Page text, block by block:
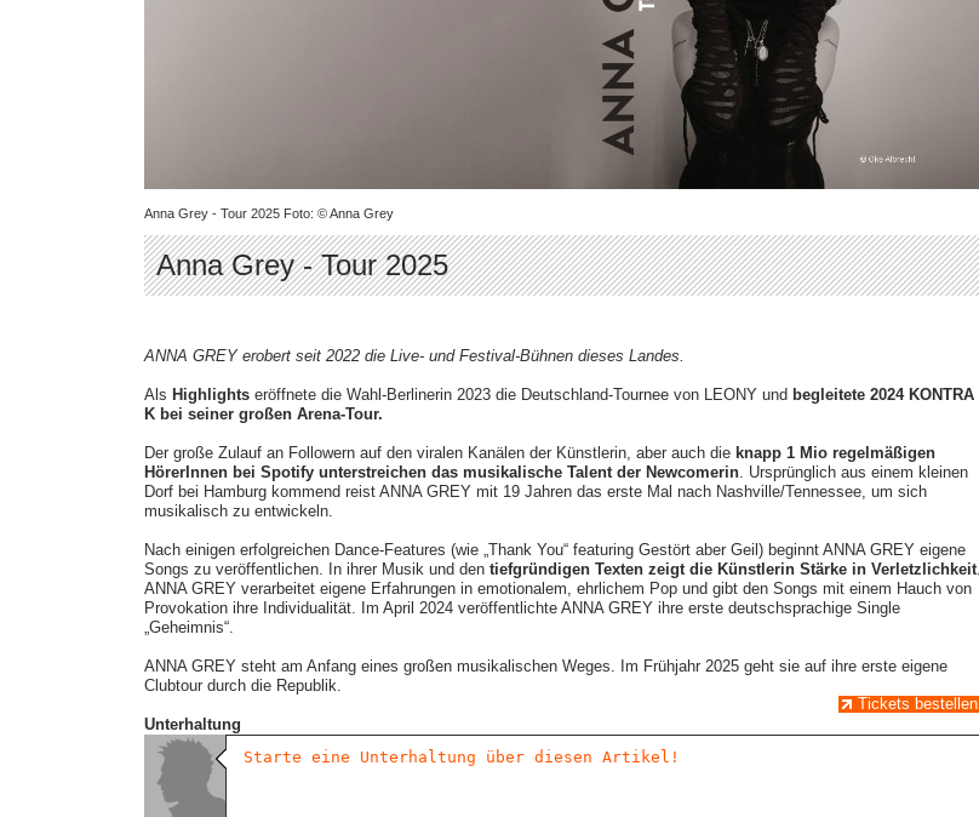
Anna Grey - Tour 2025 Foto: © Anna Grey
Anna Grey - Tour 2025
ANNA GREY erobert seit 2022 die Live- und Festival-Bühnen dieses Landes.
Als Highlights eröffnete die Wahl-Berlinerin 2023 die Deutschland-Tournee von LEONY und begleitete 2024 KONTRA
K bei seiner großen Arena-Tour.
Der große Zulauf an Followern auf den viralen Kanälen der Künstlerin, aber auch die knapp 1 Mio regelmäßigen
HörerInnen bei Spotify unterstreichen das musikalische Talent der Newcomerin . Ursprünglich aus einem kleinen
Dorf bei Hamburg kommend reist ANNA GREY mit 19 Jahren das erste Mal nach Nashville/Tennessee, um sich
musikalisch zu entwickeln.
Nach einigen erfolgreichen Dance-Features (wie „Thank You“ featuring Gestört aber Geil) beginnt ANNA GREY eigene
Songs zu veröffentlichen. In ihrer Musik und den tiefgründigen Texten zeigt die Künstlerin Stärke in Verletzlichkeit
ANNA GREY verarbeitet eigene Erfahrungen in emotionalem, ehrlichem Pop und gibt den Songs mit einem Hauch von
Provokation ihre Individualität. Im April 2024 veröffentlichte ANNA GREY ihre erste deutschsprachige Single
„Geheimnis“.
ANNA GREY steht am Anfang eines großen musikalischen Weges. Im Frühjahr 2025 geht sie auf ihre erste eigene
Clubtour durch die Republik.
Tickets bestellen
Unterhaltung